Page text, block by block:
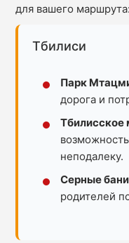
для вашего маршрута:
Тбилиси
Парк
дорога и
Тбилисское
неподалеку.
Серные
родителей